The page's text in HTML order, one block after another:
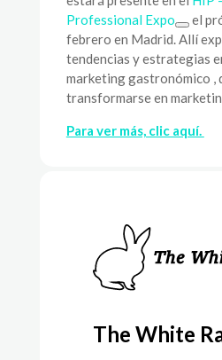
Professional Expo
el
febrero en Madrid. Allí
tendencias y estrategias
marketing gastronómico ,
transformarse en
Para ver más, clic aquí.
The White